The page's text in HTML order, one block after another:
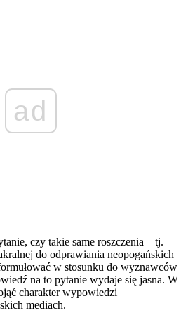
ad
czy takie same roszczenia – tj.
do odprawiania neopogańskich
w stosunku do wyznawców
na to pytanie wydaje się jasna. W
charakter wypowiedzi
mediach.